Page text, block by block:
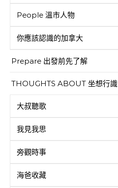
People 溫市人物
你應該認識的加拿大
Prepare 出發前先了解
THOUGHTS ABOUT 坐想行識
大叔聽歌
我見我思
旁觀時事
海爸收藏